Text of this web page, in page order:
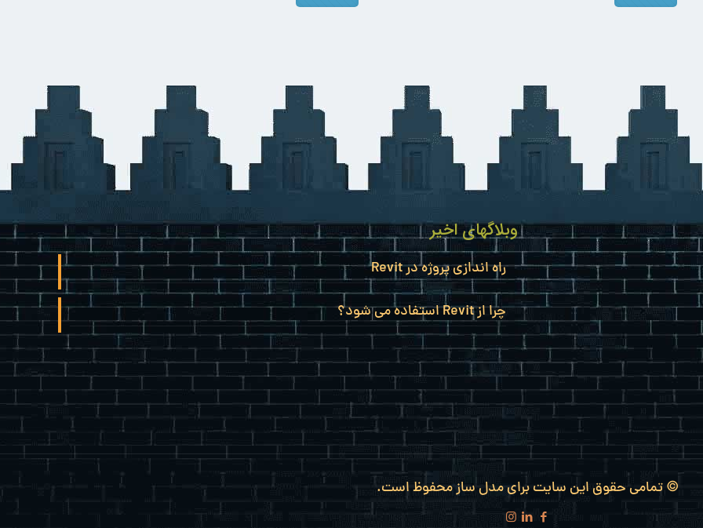
وبلاگهای اخیر
راه اندازی پروژه در Revit
چرا از Revit استفاده می شود؟
© تمامی حقوق این سایت برای مدل ساز محفوظ است.